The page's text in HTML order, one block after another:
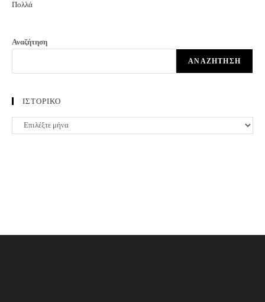
Αναζήτηση
ΑΝΑΖΉΤΗΣΗ
ΙΣΤΟΡΙΚΟ
ΙΣΤΟΡΙΚΟ